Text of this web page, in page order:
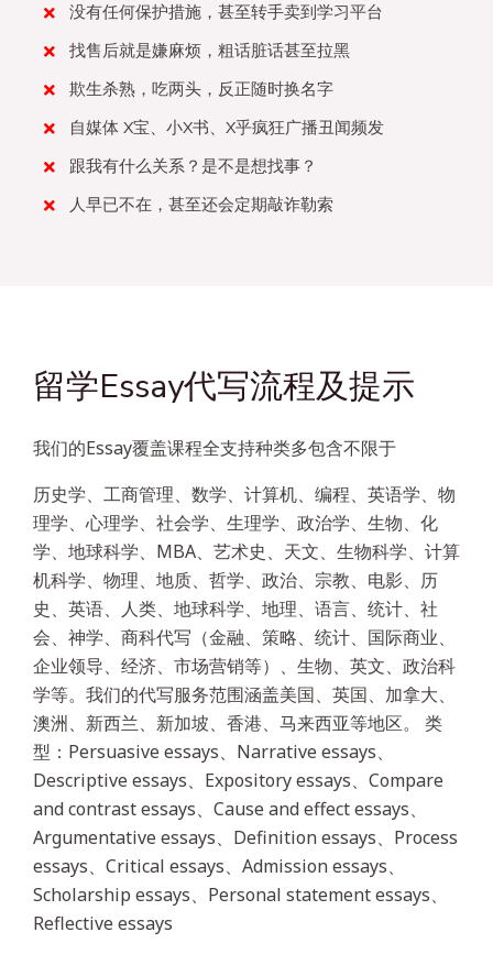
没有任何保护措施，甚至转手卖到学习平台
找售后就是嫌麻烦，粗话脏话甚至拉黑
欺生杀熟，吃两头，反正随时换名字
自媒体 X宝、小X书、X乎疯狂广播丑闻频发
跟我有什么关系？是不是想找事？
人早已不在，甚至还会定期敲诈勒索
留学Essay代写流程及提示
我们的Essay覆盖课程全支持种类多包含不限于
历史学、工商管理、数学、计算机、编程、英语学、物
理学、心理学、社会学、生理学、政治学、生物、化
学、地球科学、MBA、艺术史、天文、生物科学、计算
机科学、物理、地质、哲学、政治、宗教、电影、历
史、英语、人类、地球科学、地理、语言、统计、社
会、神学、商科代写（金融、策略、统计、国际商业、
企业领导、经济、市场营销等）、生物、英文、政治科
学等。我们的代写服务范围涵盖美国、英国、加拿大、
澳洲、新西兰、新加坡、香港、马来西亚等地区。 类
型：Persuasive essays、Narrative essays、
Descriptive essays、Expository essays、Compare
and contrast essays、Cause and effect essays、
Argumentative essays、Definition essays、Process
essays、Critical essays、Admission essays、
Scholarship essays、Personal statement essays、
Reflective essays